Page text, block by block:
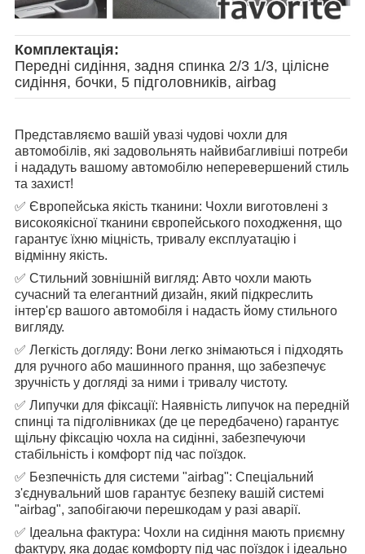
Комплектація:
Передні сидіння, задня спинка 2/3 1/3, цілісне
сидіння, бочки, 5 підголовників, airbag
Представляємо вашій увазі чудові чохли для
автомобілів, які задовольнять найвибагливіші потреби
і нададуть вашому автомобілю неперевершений стиль
та захист!
✅ Європейська якість тканини: Чохли виготовлені з
високоякісної тканини європейського походження, що
гарантує їхню міцність, тривалу експлуатацію і
відмінну якість.
✅ Стильний зовнішній вигляд: Авто чохли мають
сучасний та елегантний дизайн, який підкреслить
інтер'єр вашого автомобіля і надасть йому стильного
вигляду.
✅ Легкість догляду: Вони легко знімаються і підходять
для ручного або машинного прання, що забезпечує
зручність у догляді за ними і тривалу чистоту.
✅ Липучки для фіксації: Наявність липучок на передній
спинці та підголівниках (де це передбачено) гарантує
щільну фіксацію чохла на сидінні, забезпечуючи
стабільність і комфорт під час поїздок.
✅ Безпечність для системи "airbag": Спеціальний
з'єднувальний шов гарантує безпеку вашій системі
"airbag", запобігаючи перешкодам у разі аварії.
✅ Ідеальна фактура: Чохли на сидіння мають приємну
фактуру, яка додає комфорту під час поїздок і ідеально